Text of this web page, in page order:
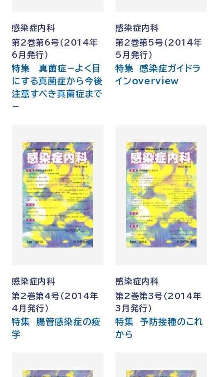
感染症内科
第2巻第6号（2014年
6月発行）
特集 真菌症−よく目
にする真菌症から今後
注意すべき真菌症まで
−
感染症内科
第2巻第5号（2014年
5月発行）
特集 感染症ガイドラ
インoverview
感染症内科
第2巻第4号（2014年
4月発行）
特集 腸管感染症の疫
学
感染症内科
第2巻第3号（2014年
3月発行）
特集 予防接種のこれ
から